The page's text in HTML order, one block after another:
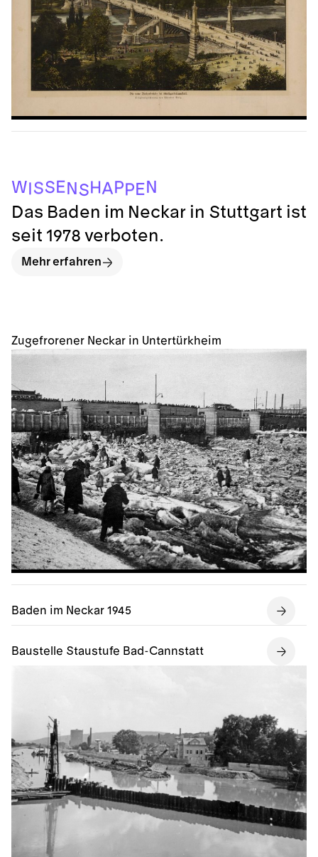
Zugefrorener Neckar in Untertürkheim
Baden im Neckar 1945
Baustelle Staustufe Bad-Cannstatt
WISSE N SHAPPEN
Das Baden im Neckar in Stuttgart ist
seit 1978 verboten.
Mehr erfahren